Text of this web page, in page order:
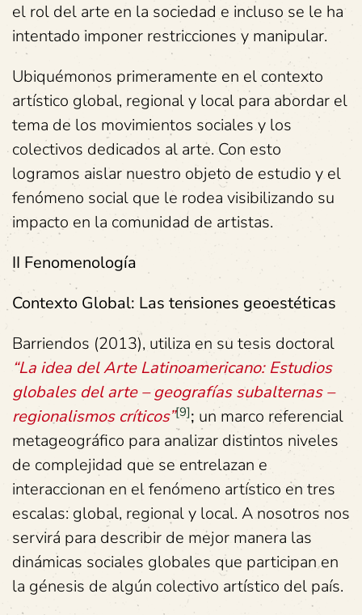
el rol del arte en la sociedad e incluso se le ha
intentado imponer restricciones y manipular.
Ubiquémonos primeramente en el contexto
artístico global, regional y local para abordar el
tema de los movimientos sociales y los
colectivos dedicados al arte. Con esto
logramos aislar nuestro objeto de estudio y el
fenómeno social que le rodea visibilizando su
impacto en la comunidad de artistas.
II Fenomenología
Contexto Global: Las tensiones geoestéticas
Barriendos (2013), utiliza en su tesis doctoral
“La idea del Arte Latinoamericano: Estudios
globales del arte – geografías subalternas –
regionalismos críticos”[9]; un marco referencial
metageográfico para analizar distintos niveles
de complejidad que se entrelazan e
interaccionan en el fenómeno artístico en tres
escalas: global, regional y local. A nosotros nos
servirá para describir de mejor manera las
dinámicas sociales globales que participan en
la génesis de algún colectivo artístico del país.